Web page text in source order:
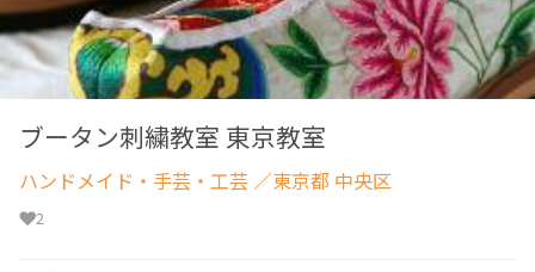
ブータン刺繍教室 東京教室
ハンドメイド・手芸・工芸 ／東京都 中央区
2